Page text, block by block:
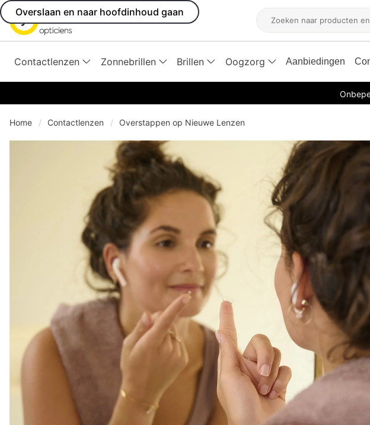
Overslaan en naar hoofdinhoud gaan
Zoeken
Contactlenzen Zonnebrillen Brillen Oogzorg Aanbiedingen
Home Contactlenzen Overstappen op Nieuwe Lenzen